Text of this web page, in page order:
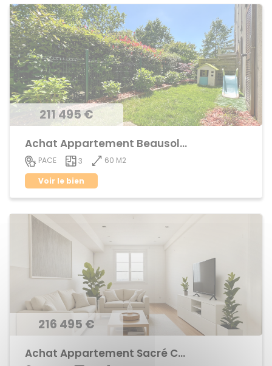
211 495 €
Achat Appartement Beausoleil
PACE 3
60 M2
Voir le bien
216 495 €
Achat Appartement Sacré Coeur